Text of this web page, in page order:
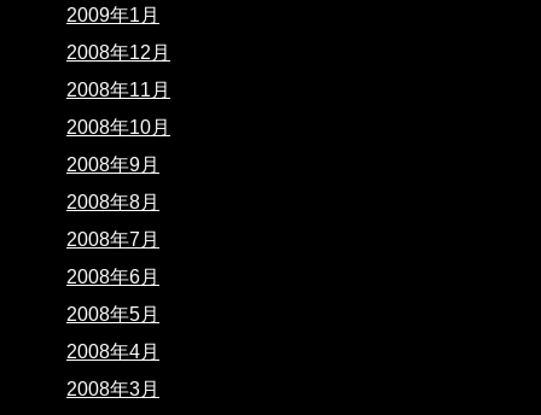
2009年1月
2008年12月
2008年11月
2008年10月
2008年9月
2008年8月
2008年7月
2008年6月
2008年5月
2008年4月
2008年3月